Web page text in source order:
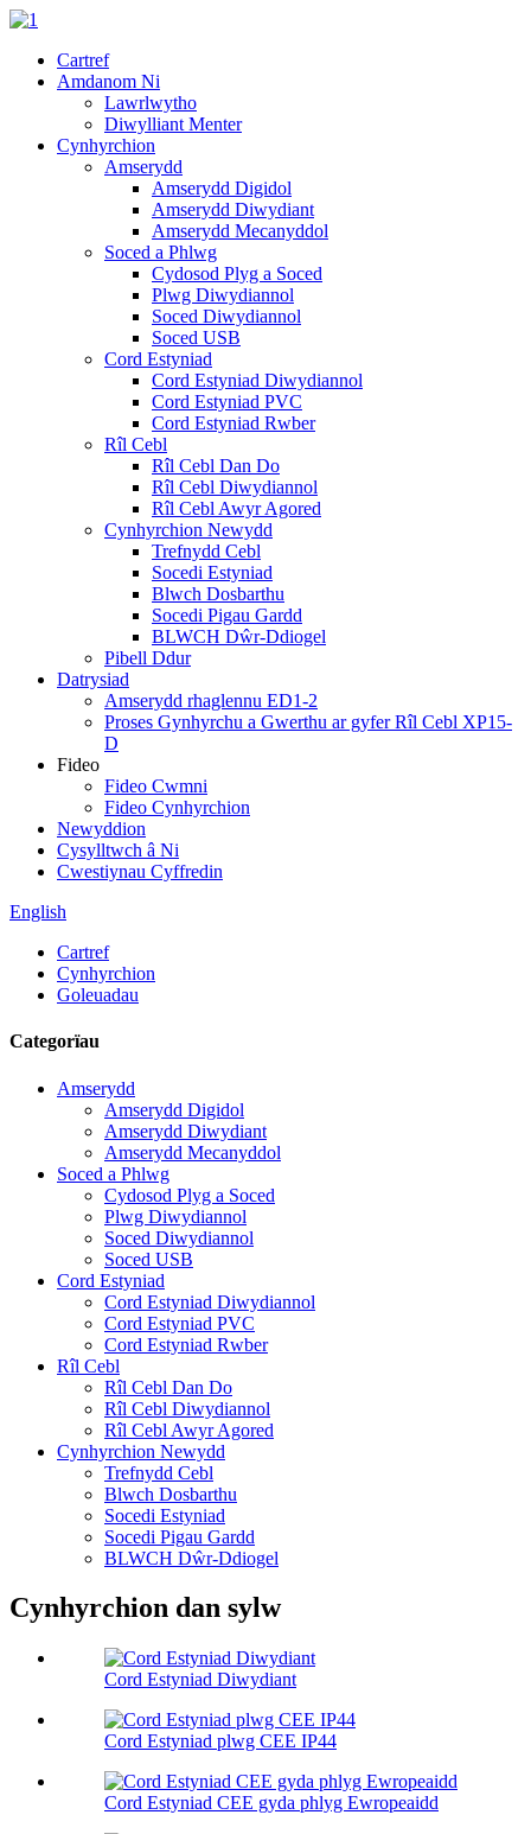
Cartref
Amdanom Ni
Lawrlwytho
Diwylliant Menter
Cynhyrchion
Amserydd
Amserydd Digidol
Amserydd Diwydiant
Amserydd Mecanyddol
Soced a Phlwg
Cydosod Plyg a Soced
Plwg Diwydiannol
Soced Diwydiannol
Soced USB
Cord Estyniad
Cord Estyniad Diwydiannol
Cord Estyniad PVC
Cord Estyniad Rwber
Rîl Cebl
Rîl Cebl Dan Do
Rîl Cebl Diwydiannol
Rîl Cebl Awyr Agored
Cynhyrchion Newydd
Trefnydd Cebl
Socedi Estyniad
Blwch Dosbarthu
Socedi Pigau Gardd
BLWCH Dŵr-Ddiogel
Pibell Ddur
Datrysiad
Amserydd rhaglennu ED1-2
Proses Gynhyrchu a Gwerthu ar gyfer Rîl Cebl XP15-
D
Fideo
Fideo Cwmni
Fideo Cynhyrchion
Newyddion
Cysylltwch â Ni
Cwestiynau Cyffredin
English
Cartref
Cynhyrchion
Goleuadau
Categorïau
Amserydd
Amserydd Digidol
Amserydd Diwydiant
Amserydd Mecanyddol
Soced a Phlwg
Cydosod Plyg a Soced
Plwg Diwydiannol
Soced Diwydiannol
Soced USB
Cord Estyniad
Cord Estyniad Diwydiannol
Cord Estyniad PVC
Cord Estyniad Rwber
Rîl Cebl
Rîl Cebl Dan Do
Rîl Cebl Diwydiannol
Rîl Cebl Awyr Agored
Cynhyrchion Newydd
Trefnydd Cebl
Blwch Dosbarthu
Socedi Estyniad
Socedi Pigau Gardd
BLWCH Dŵr-Ddiogel
Cynhyrchion dan sylw
Cord Estyniad Diwydiant
Cord Estyniad plwg CEE IP44
Cord Estyniad CEE gyda phlyg Ewropeaidd